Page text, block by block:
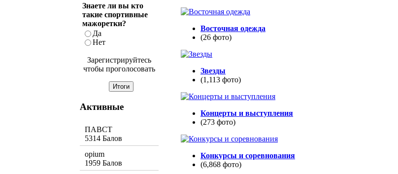
Восточная одежда
(26 фото)
Звезды
(1,113 фото)
Концерты и выступления
(273 фото)
Конкурсы и соревнования
(6,868 фото)
Знаете ли вы кто
такие спортивные
мажоретки?
Да
Нет
Зарегистрируйтесь
чтобы проголосовать
Активные
ПАВСТ
5314 Балов
opium
1959 Балов